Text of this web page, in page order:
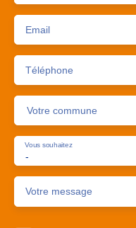
Email
Téléphone
Votre commune
-
Vous souhaitez
Votre message